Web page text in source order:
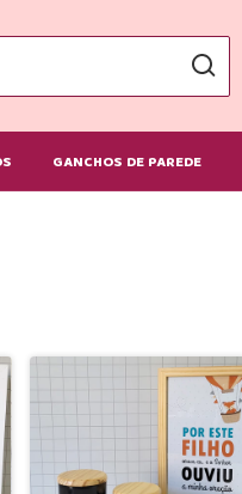
GANCHOS DE PAREDE